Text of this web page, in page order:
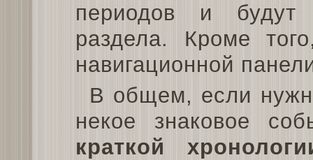
периодов и будут
раздела. Кроме
навигационной
В общем, если
некое знаковое
краткой